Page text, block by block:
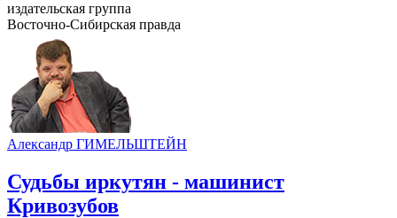
издательская группа
Восточно-Сибирская правда
Александр ГИМЕЛЬШТЕЙН
Судьбы иркутян - машинист
Кривозубов